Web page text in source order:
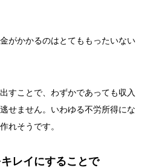
がかかるのはとてももったいない
すことで、わずかであっても収入
せません。いわゆる不労所得にな
れそうです。
レイにすることで